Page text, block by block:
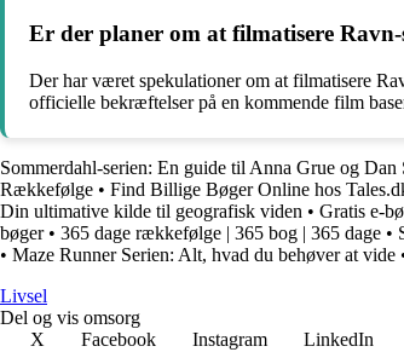
Er der planer om at filmatisere
Der har været spekulationer om at filmatisere
officielle bekræftelser på en kommende film
Sommerdahl-serien: En guide til Anna Grue og Dan
Rækkefølge • Find Billige Bøger Online hos
Din ultimative kilde til geografisk viden • Gratis e-
bøger• 365 dage rækkefølge | 365 bog | 365 dage •
• Maze Runner Serien: Alt, hvad du behøver at vide
Livsel
Del og vis omsorg
X
Facebook Instagram LinkedIn